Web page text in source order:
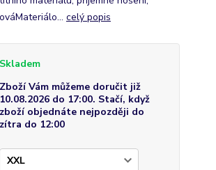
celý popis
Skladem
Zboží Vám můžeme doručit již
10.08.2026 do 17:00. Stačí, když
zboží objednáte nejpozději do
zítra do 12:00